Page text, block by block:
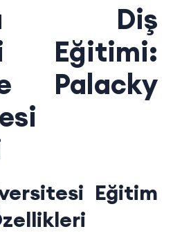
Diş
Eğitimi:
Palacky
Eğitim